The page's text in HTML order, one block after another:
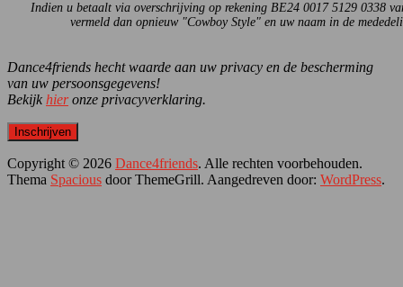
Indien u betaalt via overschrijving op rekening BE24 0017 5129 0338
vermeld dan opnieuw "Cowboy Style" en uw naam in de
Dance4friends hecht waarde aan uw privacy en de bescherming
van uw persoonsgegevens!
Bekijk hieronze privacyverklaring.
Copyright © 2026 Dance4friends. Alle rechten voorbehouden.
Thema Spacious door ThemeGrill. Aangedreven door: WordPress.